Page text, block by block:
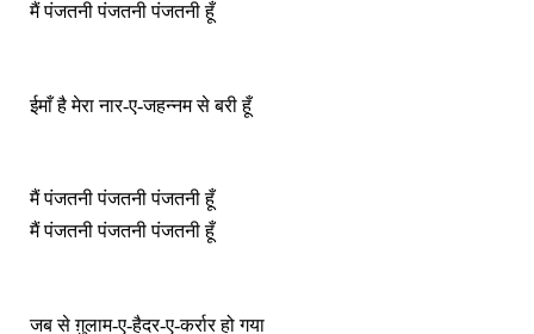
मैं पंजतनी पंजतनी पंजतनी हूँ
ईमाँ है मेरा नार-ए-जहन्नम से बरी हूँ
मैं पंजतनी पंजतनी पंजतनी हूँ
मैं पंजतनी पंजतनी पंजतनी हूँ
जब से ग़ुलाम-ए-हैदर-ए-कर्रार हो गया